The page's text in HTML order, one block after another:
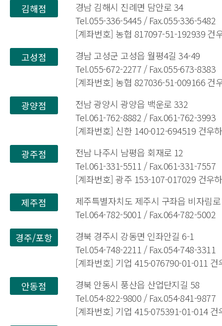
김해점
경남 김해시 진례면 담안로 34
Tel.055-336-5445 / Fax.055-336-5482
[계좌번호] 농협 817097-51-192939 건
고성점
경남 고성군 고성읍 월평4길 34-49
Tel.055-672-2277 / Fax.055-673-8383
[계좌번호] 농협 827036-51-009166 건
광양점
전남 광양시 광양읍 백운로 332
Tel.061-762-8882 / Fax.061-762-3993
[계좌번호] 신한 140-012-694519 건우
광주점
전남 나주시 남평읍 회재로 12
Tel.061-331-5511 / Fax.061-331-7557
[계좌번호] 광주 153-107-017029 건우
제주점
제주특별자치도 제주시 구좌읍 비자림
Tel.064-782-5001 / Fax.064-782-5002
경주/포항
경북 경주시 강동면 인좌안길 6-1
Tel.054-748-2211 / Fax.054-748-3311
[계좌번호] 기업 415-076790-01-011 건
안동점
경북 안동시 풍산읍 산업단지길 58
Tel.054-822-9800 / Fax.054-841-9877
[계좌번호] 기업 415-075391-01-014 건